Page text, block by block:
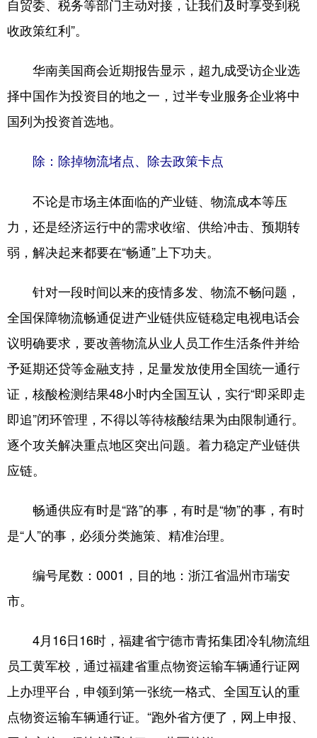
自贸委、税务等部门主动对接，让我们及时享受到税
收政策红利”。
华南美国商会近期报告显示，超九成受访企业选
择中国作为投资目的地之一，过半专业服务企业将中
国列为投资首选地。
除：除掉物流堵点、除去政策卡点
不论是市场主体面临的产业链、物流成本等压
力，还是经济运行中的需求收缩、供给冲击、预期转
弱，解决起来都要在“畅通”上下功夫。
针对一段时间以来的疫情多发、物流不畅问题，
全国保障物流畅通促进产业链供应链稳定电视电话会
议明确要求，要改善物流从业人员工作生活条件并给
予延期还贷等金融支持，足量发放使用全国统一通行
证，核酸检测结果48小时内全国互认，实行“即采即走
即追”闭环管理，不得以等待核酸结果为由限制通行。
逐个攻关解决重点地区突出问题。着力稳定产业链供
应链。
畅通供应有时是“路”的事，有时是“物”的事，有时
是“人”的事，必须分类施策、精准治理。
编号尾数：0001，目的地：浙江省温州市瑞安
市。
4月16日16时，福建省宁德市青拓集团冷轧物流组
员工黄军校，通过福建省重点物资运输车辆通行证网
上办理平台，申领到第一张统一格式、全国互认的重
点物资运输车辆通行证。“跑外省方便了，网上申报、